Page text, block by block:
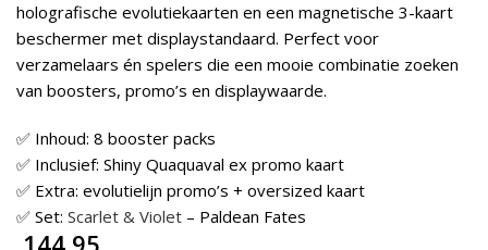
holografische evolutiekaarten en een magnetische 3-kaart
beschermer met displaystandaard. Perfect voor
verzamelaars én spelers die een mooie combinatie zoeken
van boosters, promo’s en displaywaarde.
✅ Inhoud: 8 booster packs
✅ Inclusief: Shiny Quaquaval ex promo kaart
✅ Extra: evolutielijn promo’s + oversized kaart
✅ Set: Scarlet & Violet – Paldean Fates